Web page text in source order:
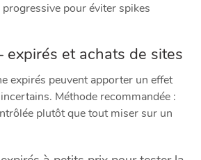
pour éviter spikes
et achats de sites
expirés peuvent apporter un effet
Méthode recommandée :
plutôt que tout miser sur un